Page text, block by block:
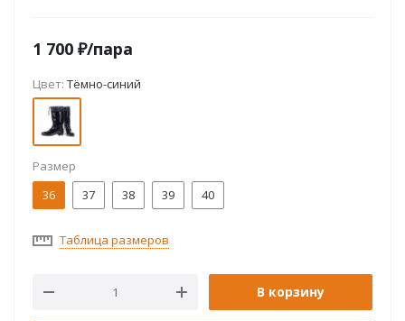
1 700 ₽/пара
Цвет: Тёмно-синий
Размер
36
37 38 39 40
Таблица размеров
В корзину